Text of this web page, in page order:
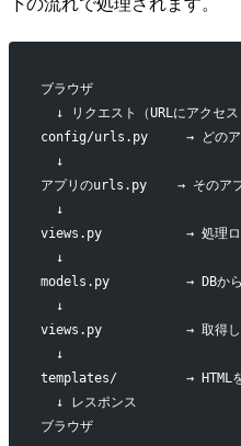
ブラウザ
↓ リクエスト（URLにアクセス
config/urls.py     → どのアプ
  ↓
アプリのurls.py    → そのアプ
  ↓
views.py           → 処理ロジッ
  ↓
models.py          → DBから
  ↓
views.py           → 取得した
  ↓
templates/         → HTMLを
  ↓ レスポンス
ブラウザ